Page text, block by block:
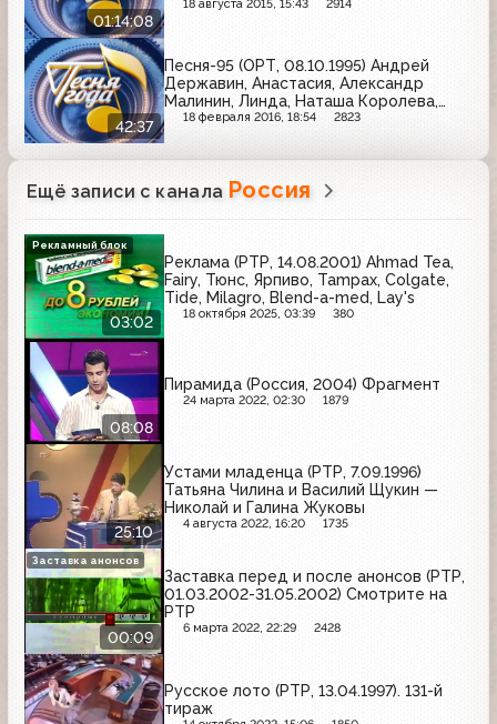
01:14:08
18 августа 2015, 15:43 2914
42:37
Песня-95 (ОРТ, 08.10.1995) Андрей
Державин, Анастасия, Александр
Малинин, Линда, Наташа Королева,
Александр Буйнов.
18 февраля 2016, 18:54 2823
Ещё записи с канала Россия
03:02
Реклама (РТР, 14.08.2001) Ahmad Tea,
Fairy, Тюнс, Ярпиво, Tampax, Colgate,
Tide, Milagro, Blend-a-med, Lay's
18 октября 2025, 03:39 380
Рекламный блок
08:08
Пирамида (Россия, 2004) Фрагмент
24 марта 2022, 02:30 1879
25:10
Устами младенца (РТР, 7.09.1996)
Татьяна Чилина и Василий Щукин —
Николай и Галина Жуковы
4 августа 2022, 16:20 1735
00:09
Заставка перед и после анонсов (РТР,
01.03.2002-31.05.2002) Смотрите на
РТР
6 марта 2022, 22:29 2428
Заставка анонсов
Русское лото (РТР, 13.04.1997). 131-й
тираж